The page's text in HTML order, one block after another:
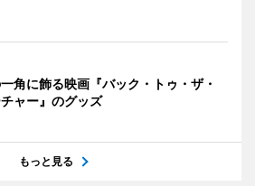
角に飾る映画『バック・トゥ・ザ・
ャー』のグッズ
もっと見る